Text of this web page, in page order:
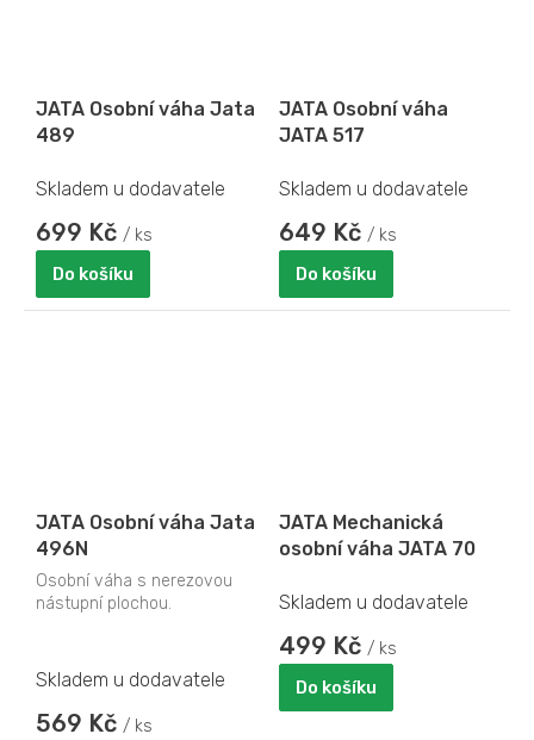
JATA Osobní váha Jata
489
Skladem u dodavatele
699 Kč / ks
Do košíku
JATA Osobní váha
JATA 517
Skladem u dodavatele
649 Kč / ks
Do košíku
JATA Osobní váha Jata
496N
Osobní váha s nerezovou
nástupní plochou.
Skladem u dodavatele
569 Kč / ks
JATA Mechanická
osobní váha JATA 70
Skladem u dodavatele
499 Kč / ks
Do košíku